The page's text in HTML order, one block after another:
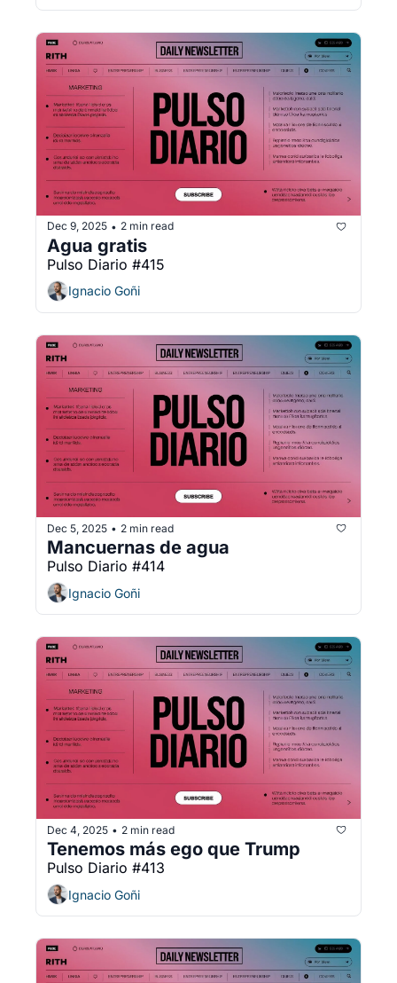
Dec 9, 2025 • 2 min read
Agua gratis
Pulso Diario #415
Ignacio Goñi
Dec 5, 2025 • 2 min read
Mancuernas de agua
Pulso Diario #414
Ignacio Goñi
Dec 4, 2025 • 2 min read
Tenemos más ego que Trump
Pulso Diario #413
Ignacio Goñi